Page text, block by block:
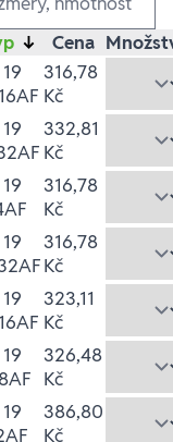
↓ Cena
316,78
Kč
332,81
Kč
316,78
Kč
316,78
Kč
323,11
Kč
326,48
Kč
386,80
Kč